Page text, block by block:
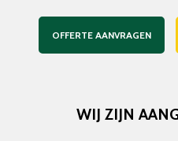
OFFERTE AANVRAGEN
WIJ ZIJN